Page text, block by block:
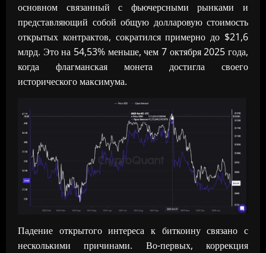
основном связанный с фьючерсными рынками и
представляющий собой общую долларовую стоимость
открытых контрактов, сократился примерно до $21,6
млрд. Это на 54,53% меньше, чем 7 октября 2025 года,
когда флагманская монета достигла своего
исторического максимума.
Падение открытого интереса к биткоину связано с
несколькими причинами. Во-первых, коррекция